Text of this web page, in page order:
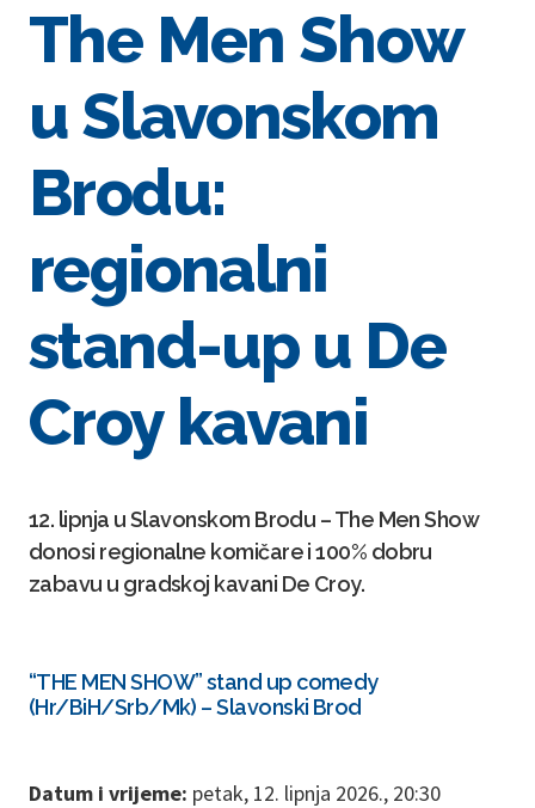
The Men Show
u Slavonskom
Brodu:
regionalni
stand-up u De
Croy kavani
12. lipnja u Slavonskom Brodu – The Men Show
donosi regionalne komičare i 100% dobru
zabavu u gradskoj kavani De Croy.
“THE MEN SHOW” stand up comedy
(Hr/BiH/Srb/Mk) – Slavonski Brod
Datum i vrijeme: petak, 12. lipnja 2026., 20:30